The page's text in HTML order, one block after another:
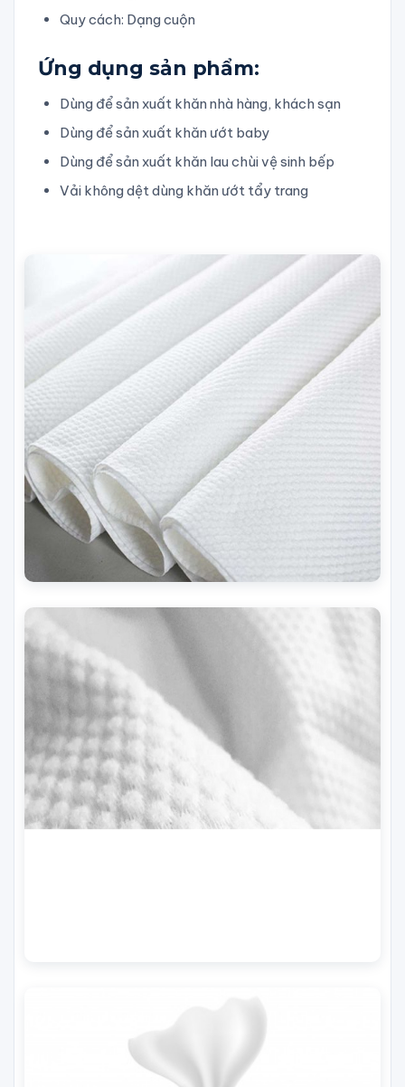
Quy cách: Dạng cuộn
Ứng dụng sản phẩm:
Dùng để sản xuất khăn nhà hàng, khách sạn
Dùng để sản xuất khăn ướt baby
Dùng để sản xuất khăn lau chùi vệ sinh bếp
Vải không dệt dùng khăn ướt tẩy trang